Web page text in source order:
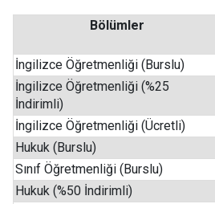
Bölümler
İngilizce Öğretmenliği (Burslu)
İngilizce Öğretmenliği (%25
İndirimli)
İngilizce Öğretmenliği (Ücretli)
Hukuk (Burslu)
Sınıf Öğretmenliği (Burslu)
Hukuk (%50 İndirimli)